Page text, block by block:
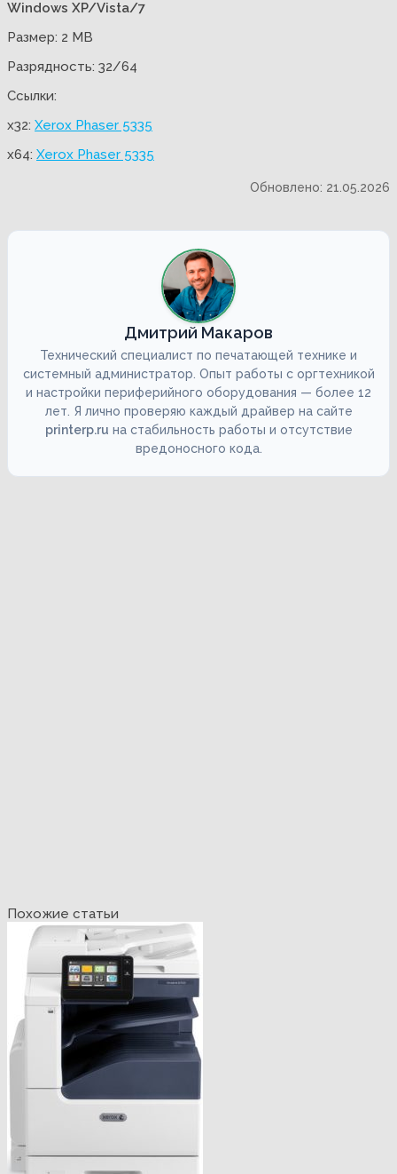
Windows XP/Vista/7
Размер: 2 MB
Разрядность: 32/64
Ссылки:
x32: Xerox Phaser 5335
x64: Xerox Phaser 5335
Обновлено: 21.05.2026
Дмитрий Макаров
Технический специалист по печатающей технике и
системный администратор. Опыт работы с оргтехникой
и настройки периферийного оборудования — более 12
лет. Я лично проверяю каждый драйвер на сайте
printerp.ru на стабильность работы и отсутствие
вредоносного кода.
Похожие статьи